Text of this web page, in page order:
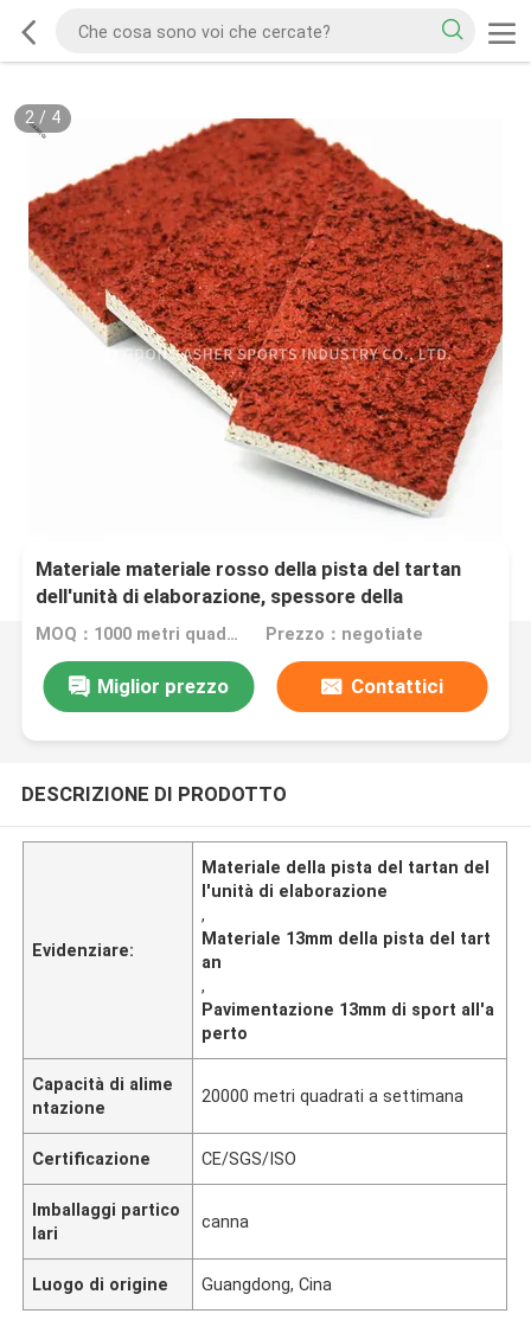
2/ 4
Materiale materiale rosso della pista del tartan
dell'unità di elaborazione, spessore della
pavimentazione 13mm di sport all'aperto
MOQ：1000 metri quadrati Prezzo：negotiate
Miglior prezzo Contattici
DESCRIZIONE DI PRODOTTO
Evidenziare:
Materiale della pista del tartan del
l'unità di elaborazione
,
Materiale 13mm della pista del tart
an
,
Pavimentazione 13mm di sport all'a
perto
Capacità di alime
ntazione
20000 metri quadrati a settimana
Certificazione CE/SGS/ISO
Imballaggi partico
lari
canna
Luogo di origine Guangdong, Cina